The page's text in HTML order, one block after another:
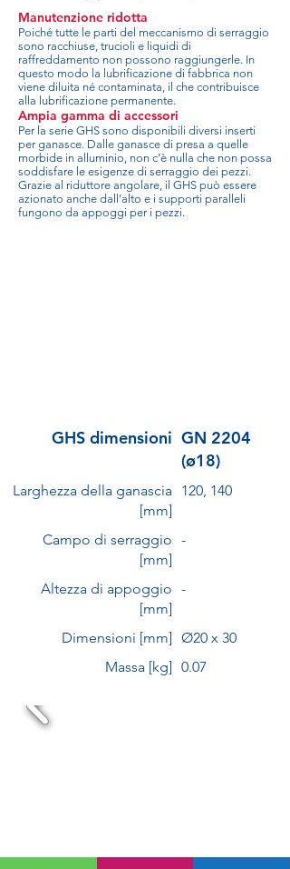
Manutenzione ridotta
Poiché tutte le parti del meccanismo di serraggio
sono racchiuse, trucioli e liquidi di
raffreddamento non possono raggiungerle. In
questo modo la lubrificazione di fabbrica non
viene diluita né contaminata, il che contribuisce
alla lubrificazione permanente.
Ampia gamma di accessori
Per la serie GHS sono disponibili diversi inserti
per ganasce. Dalle ganasce di presa a quelle
morbide in alluminio, non c’è nulla che non possa
soddisfare le esigenze di serraggio dei pezzi.
Grazie al riduttore angolare, il GHS può essere
azionato anche dall’alto e i supporti paralleli
fungono da appoggi per i pezzi.
GHS dimensioni GN 2204
(ø18)
Larghezza della ganascia
[mm]
120, 140
Campo di serraggio
[mm]
-
Altezza di appoggio
[mm]
-
Dimensioni [mm] Ø20 x 30
Massa [kg] 0.07